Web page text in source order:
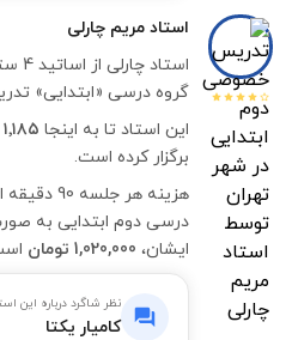
استاد مریم چارلی
گروه درسی «ابتدایی»
این استاد تا به اینجا ۱٬۱۸۵ جلسه موفق
برگزار کرده است.
هزینه هر
درسی دوم ابتدایی به
ایشان، 1,020,000 تومان
نظر شاگرد درباره این
کامیار یکتا